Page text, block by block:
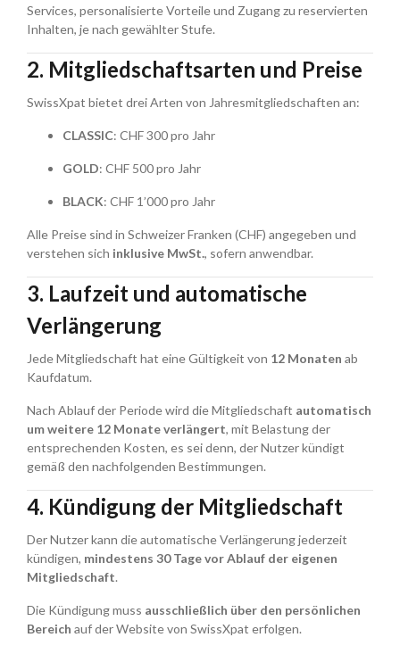
Services, personalisierte Vorteile und Zugang zu reservierten
Inhalten, je nach gewählter Stufe.
2. Mitgliedschaftsarten und Preise
SwissXpat bietet drei Arten von Jahresmitgliedschaften an:
CLASSIC: CHF 300 pro Jahr
GOLD: CHF 500 pro Jahr
BLACK: CHF 1’000 pro Jahr
Alle Preise sind in Schweizer Franken (CHF) angegeben und
verstehen sich inklusive MwSt., sofern anwendbar.
3. Laufzeit und automatische
Verlängerung
Jede Mitgliedschaft hat eine Gültigkeit von 12 Monaten ab
Kaufdatum.
Nach Ablauf der Periode wird die Mitgliedschaft automatisch
um weitere 12 Monate verlängert, mit Belastung der
entsprechenden Kosten, es sei denn, der Nutzer kündigt
gemäß den nachfolgenden Bestimmungen.
4. Kündigung der Mitgliedschaft
Der Nutzer kann die automatische Verlängerung jederzeit
kündigen, mindestens 30 Tage vor Ablauf der eigenen
Mitgliedschaft.
Die Kündigung muss ausschließlich über den persönlichen
Bereich auf der Website von SwissXpat erfolgen.